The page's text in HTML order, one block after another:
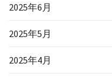
2025年6月
2025年5月
2025年4月